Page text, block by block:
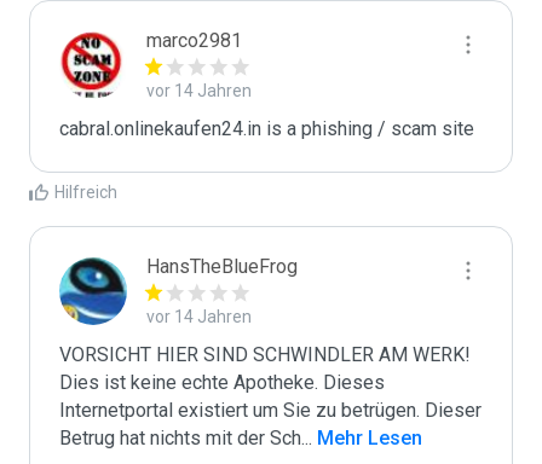
marco2981
vor 14 Jahren
cabral.onlinekaufen24.in is a phishing / scam site
Hilfreich
HansTheBlueFrog
vor 14 Jahren
VORSICHT HIER SIND SCHWINDLER AM WERK!
Dies ist keine echte Apotheke. Dieses
Internetportal existiert um Sie zu betrügen. Dieser
Betrug hat nichts mit der Sch... Mehr Lesen